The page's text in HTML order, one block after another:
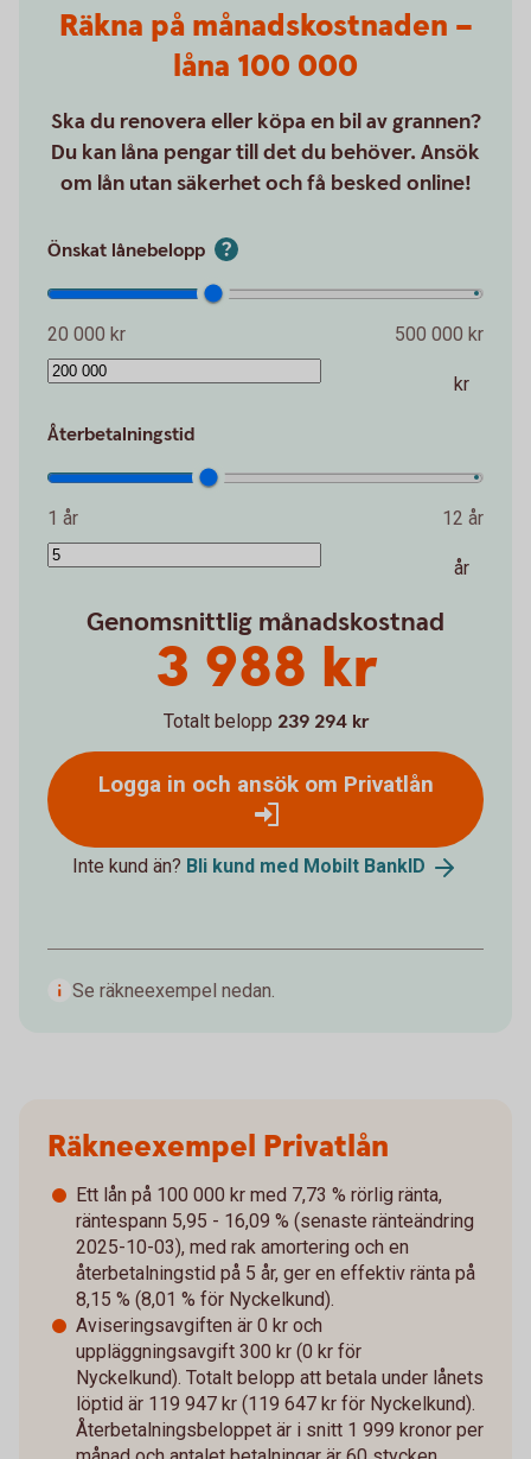
Räkna på månadskostnaden –
låna 100 000
Ska du renovera eller köpa en bil av grannen?
Du kan låna pengar till det du behöver. Ansök
om lån utan säkerhet och få besked online!
Önskat lånebelopp
20 000 kr 500 000 kr
kr
Återbetalningstid
1 år 12 år
år
Genomsnittlig månadskostnad
3 988 kr
Totalt belopp 239 294 kr
Logga in och ansök om Privatlån
Inte kund än? Bli kund med Mobilt BankID
Se räkneexempel nedan.
Räkneexempel Privatlån
Ett lån på 100 000 kr med 7,73 % rörlig ränta,
räntespann 5,95 - 16,09 % (senaste ränteändring
2025-10-03), med rak amortering och en
återbetalningstid på 5 år, ger en effektiv ränta på
8,15 % (8,01 % för Nyckelkund).
Aviseringsavgiften är 0 kr och
uppläggningsavgift 300 kr (0 kr för
Nyckelkund). Totalt belopp att betala under lånets
löptid är 119 947 kr (119 647 kr för Nyckelkund).
Återbetalningsbeloppet är i snitt 1 999 kronor per